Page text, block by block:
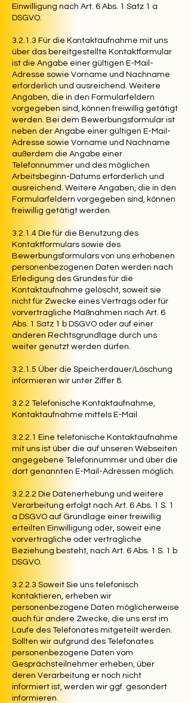
Einwilligung nach Art. 6 Abs. 1 Satz 1 a
DSGVO.
3.2.1.3 Für die Kontaktaufnahme mit uns
über das bereitgestellte Kontaktformular
ist die Angabe einer gültigen E-Mail-
Adresse sowie Vorname und Nachname
erforderlich und ausreichend. Weitere
Angaben, die in den Formularfeldern
vorgegeben sind, können freiwillig getätigt
werden. Bei dem Bewerbungsformular ist
neben der Angabe einer gültigen E-Mail-
Adresse sowie Vorname und Nachname
außerdem die Angabe einer
Telefonnummer und des möglichen
Arbeitsbeginn-Datums erforderlich und
ausreichend. Weitere Angaben, die in den
Formularfeldern vorgegeben sind, können
freiwillig getätigt werden.
3.2.1.4 Die für die Benutzung des
Kontaktformulars sowie des
Bewerbungsformulars von uns erhobenen
personenbezogenen Daten werden nach
Erledigung des Grundes für die
Kontaktaufnahme gelöscht, soweit sie
nicht für Zwecke eines Vertrags oder für
vorvertragliche Maßnahmen nach Art. 6
Abs. 1 Satz 1 b DSGVO oder auf einer
anderen Rechtsgrundlage durch uns
weiter genutzt werden dürfen.
3.2.1.5 Über die Speicherdauer/Löschung
informieren wir unter Ziffer 8.
3.2.2 Telefonische Kontaktaufnahme,
Kontaktaufnahme mittels E-Mail
3.2.2.1 Eine telefonische Kontaktaufnahme
mit uns ist über die auf unseren Webseiten
angegebene Telefonnummer und über die
dort genannten E-Mail-Adressen möglich.
3.2.2.2 Die Datenerhebung und weitere
Verarbeitung erfolgt nach Art. 6 Abs. 1 S. 1
a DSGVO auf Grundlage einer freiwillig
erteilten Einwilligung oder, soweit eine
vorvertragliche oder vertragliche
Beziehung besteht, nach Art. 6 Abs. 1 S. 1 b
DSGVO.
3.2.2.3 Soweit Sie uns telefonisch
kontaktieren, erheben wir
personenbezogene Daten möglicherweise
auch für andere Zwecke, die uns erst im
Laufe des Telefonates mitgeteilt werden.
Sollten wir aufgrund des Telefonates
personenbezogene Daten vom
Gesprächsteilnehmer erheben, über
deren Verarbeitung er noch nicht
informiert ist, werden wir ggf. gesondert
informieren.